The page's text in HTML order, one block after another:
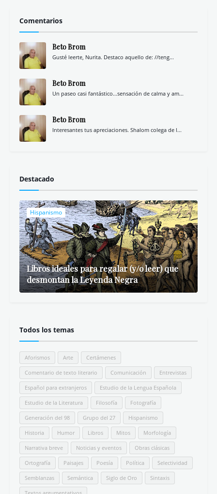
Comentarios
Beto Brom
Gusté leerte, Nurita. Destaco aquello de: //teng...
Beto Brom
Un paseo casi fantástico...sensación de calma y am...
Beto Brom
Interesantes tus apreciaciones. Shalom colega de l...
Destacado
Hispanismo
Libros ideales para regalar (y/o leer) que
desmontan la Leyenda Negra
Todos los temas
Aforismos Arte Certámenes
Comentario de texto literario Comunicación Entrevistas
Español para extranjeros Estudio de la Lengua Española
Estudio de la Literatura Filosofía Fotografía
Generación del 98 Grupo del 27 Hispanismo
Historia Humor Libros Mitos Morfología
Narrativa breve Noticias y eventos Obras clásicas
Ortografía Paisajes Poesía Política Selectividad
Semblanzas Semántica Siglo de Oro Sintaxis